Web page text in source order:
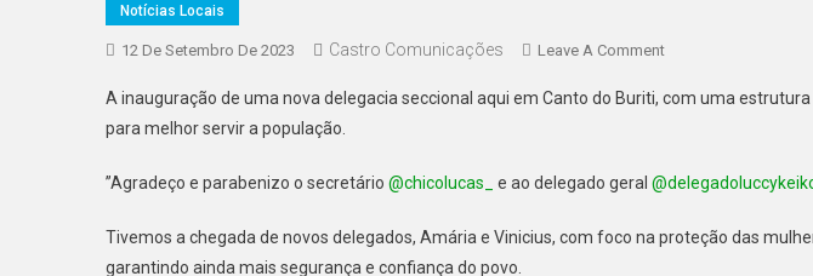
Notícias Locais
12 De Setembro De 2023 Castro Comunicações Leave A Comment
A inauguração de uma nova delegacia seccional aqui em Canto do Buriti, com uma
para melhor servir a população.
”Agradeço e parabenizo o secretário @chicolucas_ e ao delegado geral
Tivemos a chegada de novos delegados, Amária e Vinicius, com foco na proteção das
garantindo ainda mais segurança e confiança do povo.